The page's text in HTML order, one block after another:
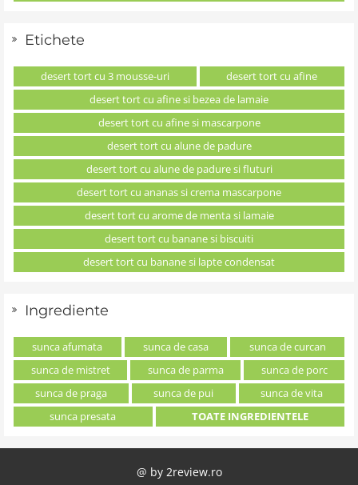
Etichete
desert tort cu 3 mousse-uri
desert tort cu afine
desert tort cu afine si bezea de lamaie
desert tort cu afine si mascarpone
desert tort cu alune de padure
desert tort cu alune de padure si fluturi
desert tort cu ananas si crema mascarpone
desert tort cu arome de menta si lamaie
desert tort cu banane si biscuiti
desert tort cu banane si lapte condensat
Ingrediente
sunca afumata sunca de casa
sunca de curcan
sunca de mistret
sunca de parma
sunca de porc
sunca de praga
sunca de pui
sunca de vita
sunca presata
TOATE INGREDIENTELE
@ by 2review.ro